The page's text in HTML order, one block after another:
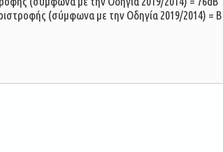
(σύμφωνα με την Οδηγία 2019/2014) = Β